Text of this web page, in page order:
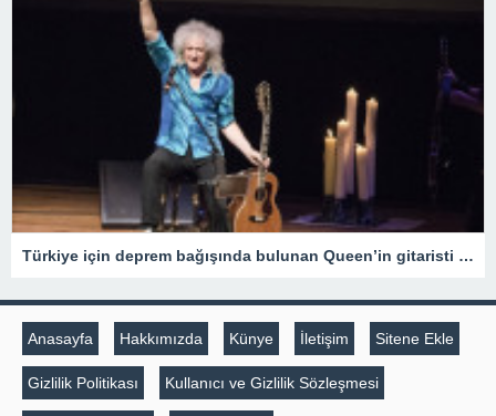
Türkiye için deprem bağışında bulunan Queen’in gitaristi Brian May Sir unvanı aldı
Anasayfa Hakkımızda Künye İletişim Sitene Ekle
Gizlilik Politikası Kullanıcı ve Gizlilik Sözleşmesi